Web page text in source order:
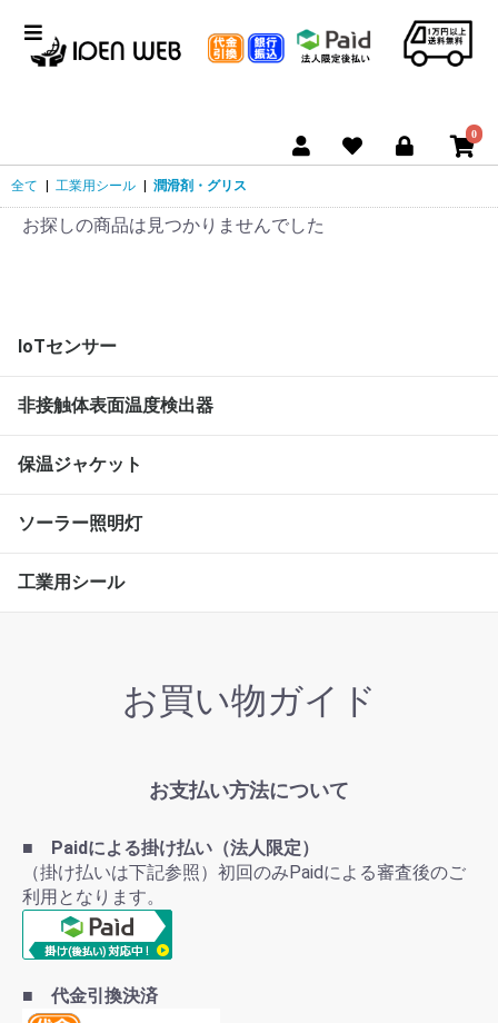
0
全て 工業用シール 潤滑剤・グリス
お探しの商品は見つかりませんでした
IoTセンサー
非接触体表面温度検出器
保温ジャケット
ソーラー照明灯
工業用シール
お買い物ガイド
お支払い方法について
■ Paidによる掛け払い（法人限定）
（掛け払いは下記参照）初回のみPaidによる審査後のご
利用となります。
■ 代金引換決済